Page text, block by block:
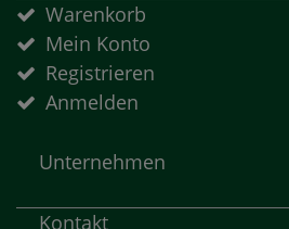
Warenkorb
Mein Konto
Registrieren
Anmelden
Unternehmen
Kontakt